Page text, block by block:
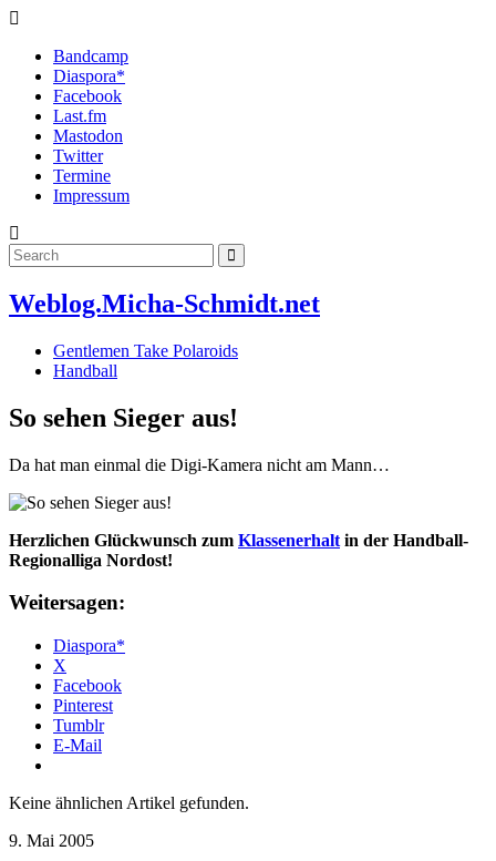
Bandcamp
Diaspora*
Facebook
Last.fm
Mastodon
Twitter
Termine
Impressum
Weblog.Micha-Schmidt.net
Gentlemen Take Polaroids
Handball
So sehen Sieger aus!
Da hat man einmal die Digi-Kamera nicht am Mann…
Herzlichen Glückwunsch zum Klassenerhalt in der Handball-
Regionalliga Nordost!
Weitersagen:
Diaspora*
X
Facebook
Pinterest
Tumblr
E-Mail
Keine ähnlichen Artikel gefunden.
9. Mai 2005